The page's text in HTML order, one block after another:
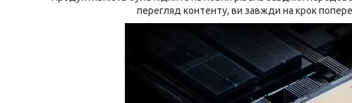
перегляд контенту, ви завжди на крок